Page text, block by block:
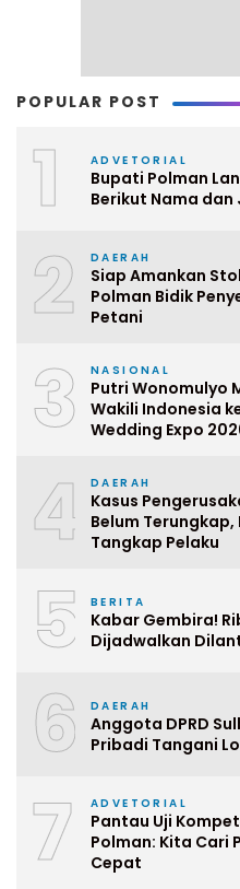
POPULAR POST
1 ADVETORIAL
Bupati Polman
Berikut Nama
2 DAERAH
Siap Amankan
Polman Bidik
Petani
3 NASIONAL
Putri Wonomulyo
Wakili Indonesia
Wedding Expo
4 DAERAH
Kasus
Belum
Tangkap Pelaku
5 BERITA
Kabar Gembira!
Dijadwalkan
6 DAERAH
Anggota DPRD
Pribadi Tangani
7 ADVETORIAL
Pantau Uji
Polman: Kita Cari
Cepat